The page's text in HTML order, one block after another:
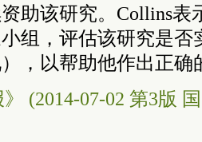
助该研究。Collins表
组，评估该研究是否
，以帮助他作出正确
》 (2014-07-02 第3版